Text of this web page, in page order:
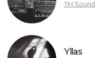
TM Sound
Yllas